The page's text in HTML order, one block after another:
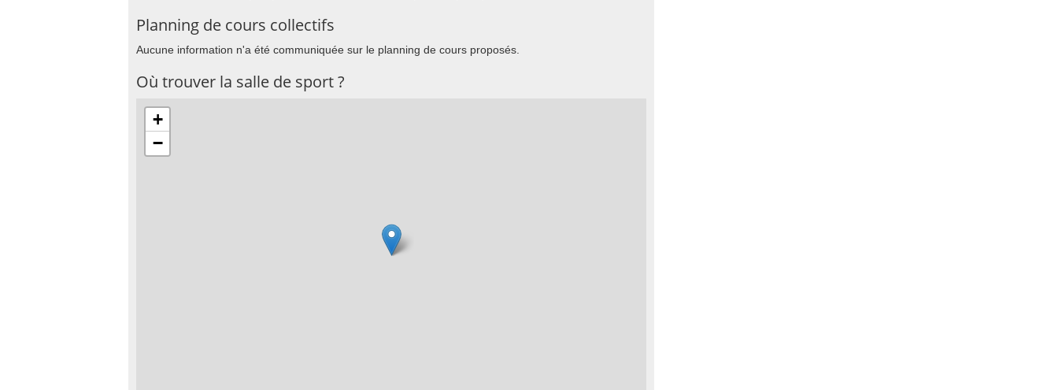
Planning de cours collectifs
Aucune information n'a été communiquée sur le planning de cours proposés.
Où trouver la salle de sport ?
+
−